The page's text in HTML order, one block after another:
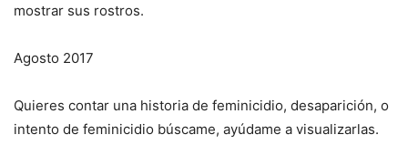
mostrar sus rostros.
Agosto 2017
Quieres contar una historia de feminicidio, desaparición, o
intento de feminicidio búscame, ayúdame a visualizarlas.